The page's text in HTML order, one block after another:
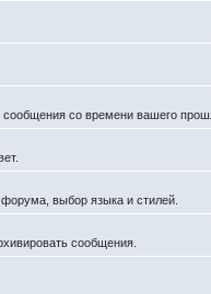
со времени вашего
выбор языка и стилей.
сообщения.